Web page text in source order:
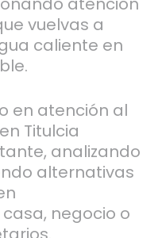
vuelvas a
caliente en
en atención al
Titulcia
analizando
alternativas
negocio o